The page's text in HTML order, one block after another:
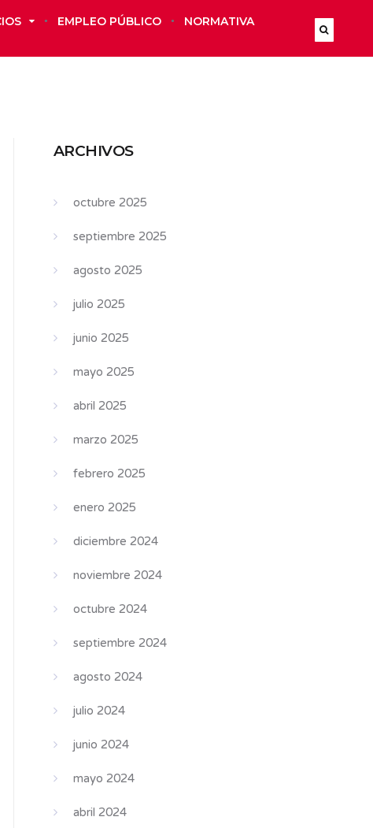
EMPLEO PÚBLICO
NORMATIVA
ARCHIVOS
octubre 2025
septiembre 2025
agosto 2025
julio 2025
junio 2025
mayo 2025
abril 2025
marzo 2025
febrero 2025
enero 2025
diciembre 2024
noviembre 2024
octubre 2024
septiembre 2024
agosto 2024
julio 2024
junio 2024
mayo 2024
abril 2024